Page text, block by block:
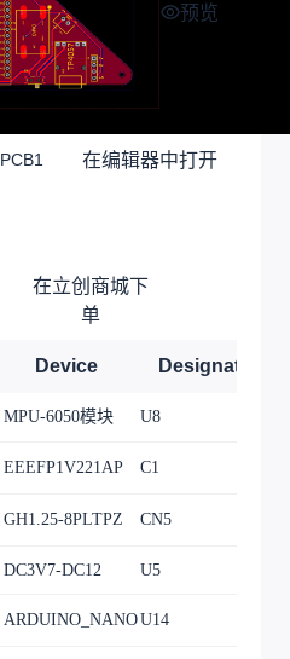
预览
PCB1 在编辑器中打开
在立创商城下
单
Device Designator
MPU-6050模块 U8
EEEFP1V221AP C1
GH1.25-8PLTPZ CN5
DC3V7-DC12 U5
ARDUINO_NANOU14